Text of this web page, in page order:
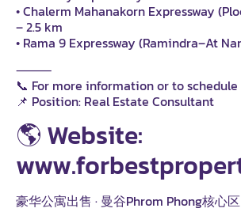
• Chalerm Mahanakorn Expressway
– 2.5 km
• Rama 9 Expressway (Ramindra–At
⸻
📞 For more information or to
📌 Position: Real Estate Consultant
🌎 Website:
豪华公寓出售 · 曼谷Phrom Phong核心区